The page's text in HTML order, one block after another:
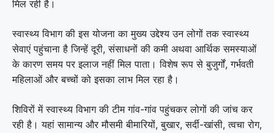
मिल रही है।
स्वास्थ्य विभाग की इस योजना का मुख्य उद्देश्य उन लोगों तक स्वास्थ्य
सेवाएं पहुंचाना है जिन्हें दूरी, संसाधनों की कमी अथवा आर्थिक समस्याओं
के कारण समय पर इलाज नहीं मिल पाता। विशेष रूप से बुजुर्गों, गर्भवती
महिलाओं और बच्चों को इसका लाभ मिल रहा है।
शिविरों में स्वास्थ्य विभाग की टीम गांव-गांव पहुंचकर लोगों की जांच कर
रही है। यहां सामान्य और मौसमी बीमारियों, बुखार, सर्दी-खांसी, त्वचा रोग,